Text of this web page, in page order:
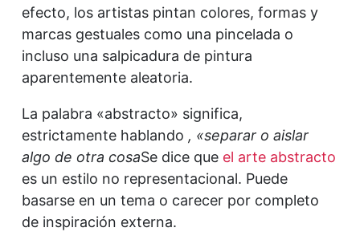
efecto, los artistas pintan colores, formas y
marcas gestuales como una pincelada o
incluso una salpicadura de pintura
aparentemente aleatoria.
La palabra «abstracto» significa,
estrictamente hablando , «separar o aislar
algo de otra cosaSe dice que el arte abstracto
es un estilo no representacional. Puede
basarse en un tema o carecer por completo
de inspiración externa.